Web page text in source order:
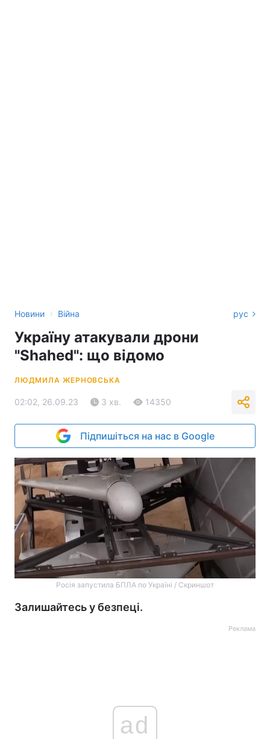
Новини › Війна рус
Україну атакували дрони
"Shahed": що відомо
ЛЮДМИЛА ЖЕРНОВСЬКА
02:02, 26.09.23 3 хв. 14350
Підпишіться на нас в Google
Росія запустила БПЛА по Україні / Скриншот
Залишайтесь у безпеці.
Реклама
ad